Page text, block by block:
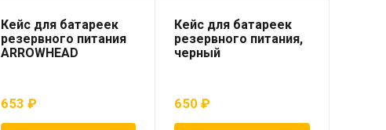
Кейс для батареек
резервного питания
ARROWHEAD
653 ₽
Кейс для батареек
резервного питания,
черный
650₽